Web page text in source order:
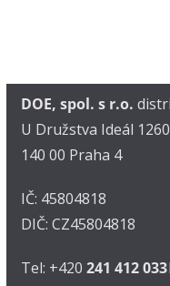
DOE, spol. s r.o.
U Družstva Ideál
140 00 Praha 4
IČ: 45804818
DIČ: CZ45804818
Tel: +420 241 412 033